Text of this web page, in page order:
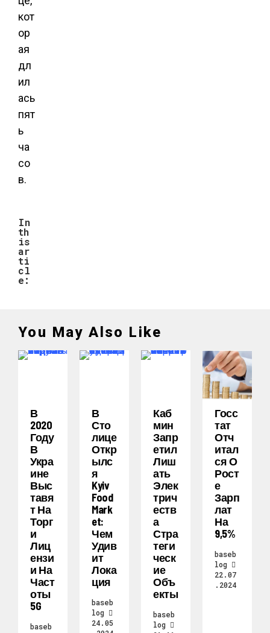
кот
ор
ая
дл
ил
ась
пят
ь
ча
со
в.
In
th
is
ar
ti
cl
e:
You May Also Like
В
2020
Году
В
Укра
Ине
Выс
Тавя
Т На
Торг
И
Лиц
Ензи
И На
Част
Оты
5G
baseb
В
Сто
Лице
Откр
Ылс
Я
Kyiv
Food
Mark
Et:
Чем
Удив
Ит
Лока
Ция
baseb
log
24.05
Каб
Мин
Запр
Етил
Лиш
Ать
Элек
Трич
Еств
А
Стра
Теги
Ческ
Ие
Объ
Екты
baseb
log
Госс
Тат
Отч
Итал
Ся О
Рост
Е
Зарп
Лат
На
9,5%
baseb
log
22.07
.2024